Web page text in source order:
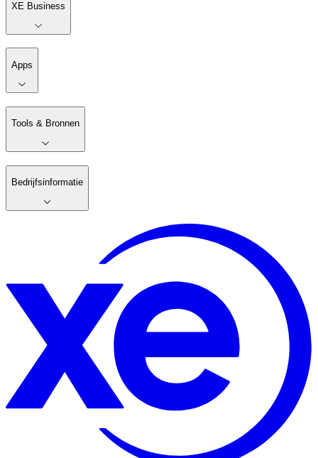
XE Business
Apps
Tools & Bronnen
Bedrijfsinformatie